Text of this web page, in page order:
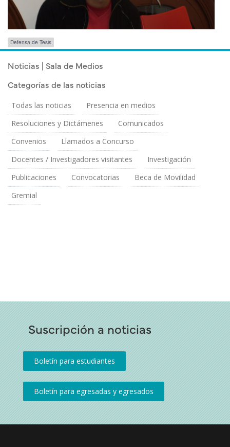
Noticias | Sala de Medios
Categorías de las noticias
Todas las noticias
Presencia en medios
Resoluciones y Dictámenes
Comunicados
Convenios
Llamados a Concurso
Docentes / Investigadores visitantes
Investigación
Publicaciones
Convocatorias
Beca de Movilidad
Gremial
Etiquetas
para
novedades
Defensa de Tesis
Publicado el Martes 24 Julio, 2012
Suscripción a noticias